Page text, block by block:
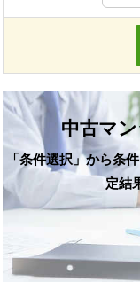
中古マ
「条件選択」から条
定結